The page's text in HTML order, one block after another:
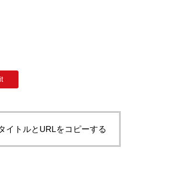
イトルとURLをコピーする